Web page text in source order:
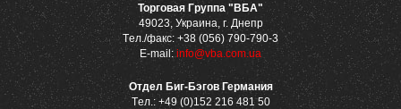
Торговая Группа "ВБА"
49023, Украина, г. Днепр
Tел./факс: +38 (056) 790-790-3
E-mail: info@vba.com.ua
Отдел Биг-Бэгов Германия
Tел.: +49 (0)152 216 481 50